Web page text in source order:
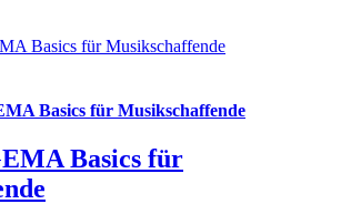
Nr.
Basics für Musikschaffende
Basics für Musikschaffende
Basics für